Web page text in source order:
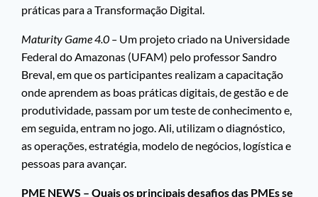
práticas para a Transformação Digital.
Maturity Game 4.0 – Um projeto criado na Universidade
Federal do Amazonas (UFAM) pelo professor Sandro
Breval, em que os participantes realizam a capacitação
onde aprendem as boas práticas digitais, de gestão e de
produtividade, passam por um teste de conhecimento e,
em seguida, entram no jogo. Ali, utilizam o diagnóstico,
as operações, estratégia, modelo de negócios, logística e
pessoas para avançar.
PME NEWS – Quais os principais desafios das PMEs se